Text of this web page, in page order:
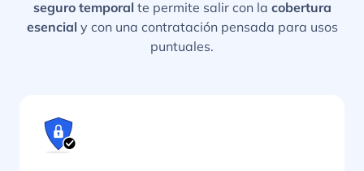
seguro temporal te permite salir con la cobertura
esencial y con una contratación pensada para usos
puntuales.